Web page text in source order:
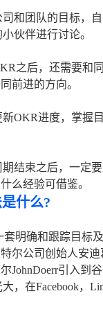
和团队的目标，
伙伴进行讨论。
之后，还需要和
前进的方向。
OKR进度，掌握
结束之后，一定
么经验可借鉴。
什么?
套明确和跟踪目标
尔公司创始人安迪
JohnDoerr引入到
，在Facebook，